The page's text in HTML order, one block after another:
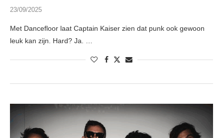
23/09/2025
Met Dancefloor laat Captain Kaiser zien dat punk ook gewoon
leuk kan zijn. Hard? Ja. …